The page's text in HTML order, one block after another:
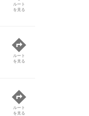
ルート
を見る
ルート
を見る
ルート
を見る